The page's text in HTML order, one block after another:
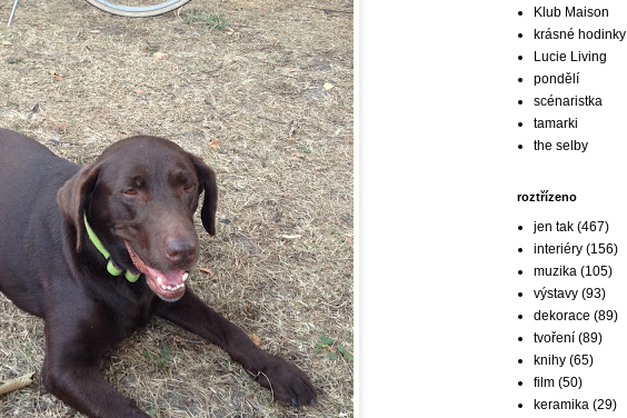
Klub Maison
krásné hodinky
Lucie Living
pondělí
scénaristka
tamarki
the selby
roztřízeno
jen tak (467)
interiéry (156)
muzika (105)
výstavy (93)
dekorace (89)
tvoření (89)
knihy (65)
film (50)
keramika (29)